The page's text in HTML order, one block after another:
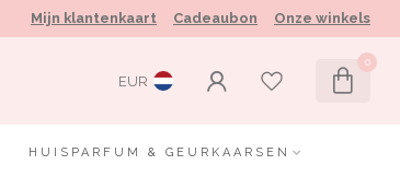
Mijn klantenkaart Cadeaubon Onze winkels
EUR
0
HUISPARFUM & GEURKAARSEN